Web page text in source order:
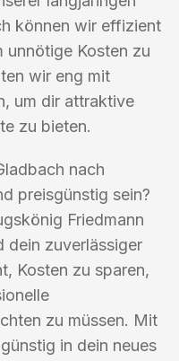
können wir effizient
unnötige Kosten zu
wir eng mit
um dir attraktive
zu bieten.
nach
preisgünstig sein?
Friedmann
dein zuverlässiger
Kosten zu sparen,
zu müssen. Mit
in dein neues